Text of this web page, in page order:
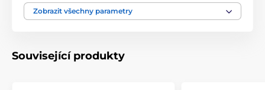
Typ ocenění
Zobrazit všechny parametry
Související produkty